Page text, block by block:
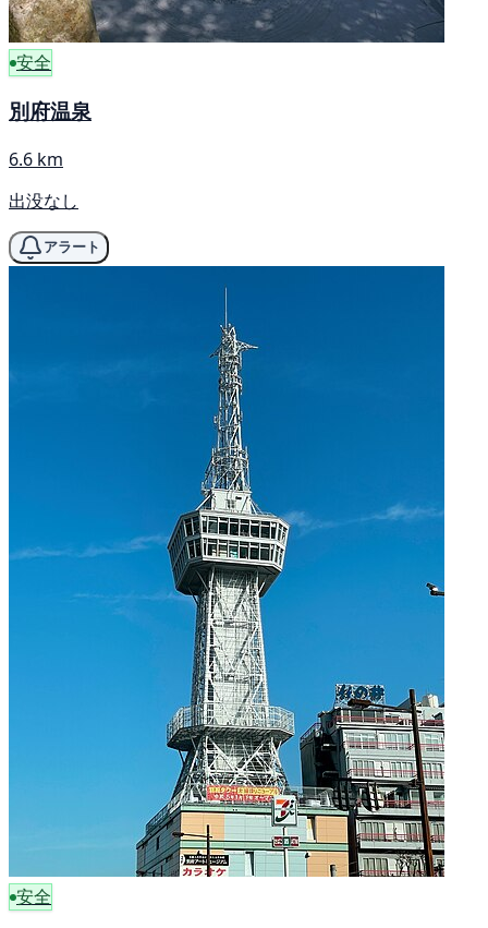
安全
別府温泉
6.6 km
出没なし
アラート
安全